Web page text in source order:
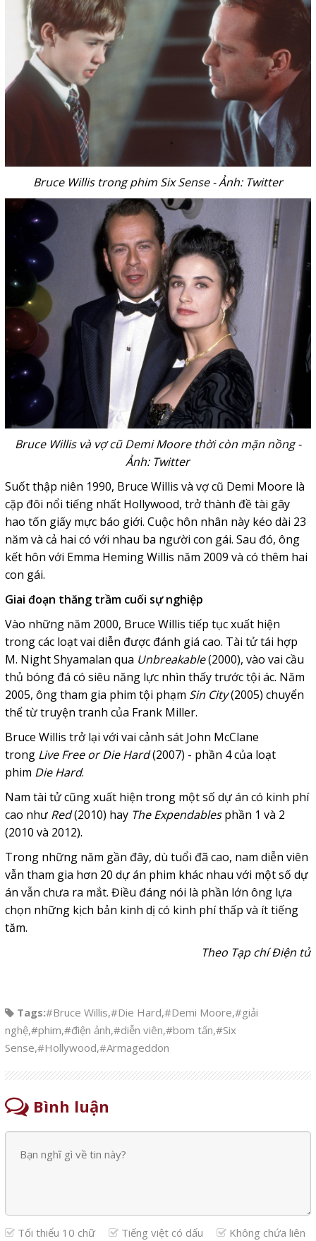
Bruce Willis trong phim Six Sense - Ảnh: Twitter
Bruce Willis và vợ cũ Demi Moore thời còn mặn nồng -
Ảnh: Twitter
Suốt thập niên 1990, Bruce Willis và vợ cũ Demi Moore là
cặp đôi nổi tiếng nhất Hollywood, trở thành đề tài gây
hao tốn giấy mực báo giới. Cuộc hôn nhân này kéo dài 23
năm và cả hai có với nhau ba người con gái. Sau đó, ông
kết hôn với Emma Heming Willis năm 2009 và có thêm hai
con gái.
Giai đoạn thăng trầm cuối sự nghiệp
Vào những năm 2000, Bruce Willis tiếp tục xuất hiện
trong các loạt vai diễn được đánh giá cao. Tài tử tái hợp
M. Night Shyamalan qua Unbreakable(2000), vào vai cầu
thủ bóng đá có siêu năng lực nhìn thấy trước tội ác. Năm
2005, ông tham gia phim tội phạm Sin City(2005) chuyển
thể từ truyện tranh của Frank Miller.
Bruce Willis trở lại với vai cảnh sát John McClane
trong Live Free or Die Hard(2007) - phần 4 của loạt
phim Die Hard.
Nam tài tử cũng xuất hiện trong một số dự án có kinh phí
cao như Red(2010) hay The Expendables phần 1 và 2
(2010 và 2012).
Trong những năm gần đây, dù tuổi đã cao, nam diễn viên
vẫn tham gia hơn 20 dự án phim khác nhau với một số dự
án vẫn chưa ra mắt. Điều đáng nói là phần lớn ông lựa
chọn những kịch bản kinh dị có kinh phí thấp và ít tiếng
tăm.
Theo Tạp chí Điện tử
Tags:#Bruce Willis,#Die Hard,#Demi Moore,#giải
nghệ,#phim,#điện ảnh,#diễn viên,#bom tấn,#Six
Sense,#Hollywood,#Armageddon
Bình luận
Tối thiểu 10 chữ Tiếng việt có dấu Không chứa liên